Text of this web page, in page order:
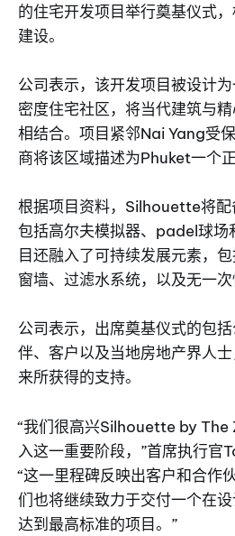
的住宅开发项目举行奠基仪式
建设。
公司表示，该开发项目被设计
密度住宅社区，将当代建筑与
相结合。项目紧邻Nai Yang受
商将该区域描述为Phuket一个
根据项目资料，Silhouette将配
包括高尔夫模拟器、padel球
目还融入了可持续发展元素，
窗墙、过滤水系统，以及无一次
公司表示，出席奠基仪式的包
伴、客户以及当地房地产界人
来所获得的支持。
“我们很高兴Silhouette by The
入这一重要阶段，”首席执行官
“这一里程碑反映出客户和合作
们也将继续致力于交付一个在
达到最高标准的项目。”